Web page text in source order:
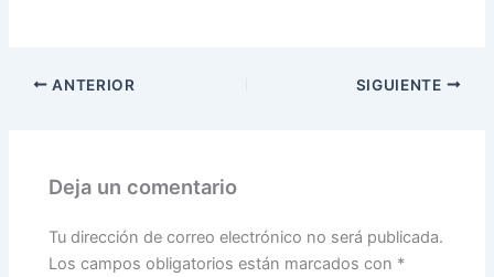
ANTERIOR SIGUIENTE
Deja un comentario
Tu dirección de correo electrónico no será publicada.
Los campos obligatorios están marcados con *